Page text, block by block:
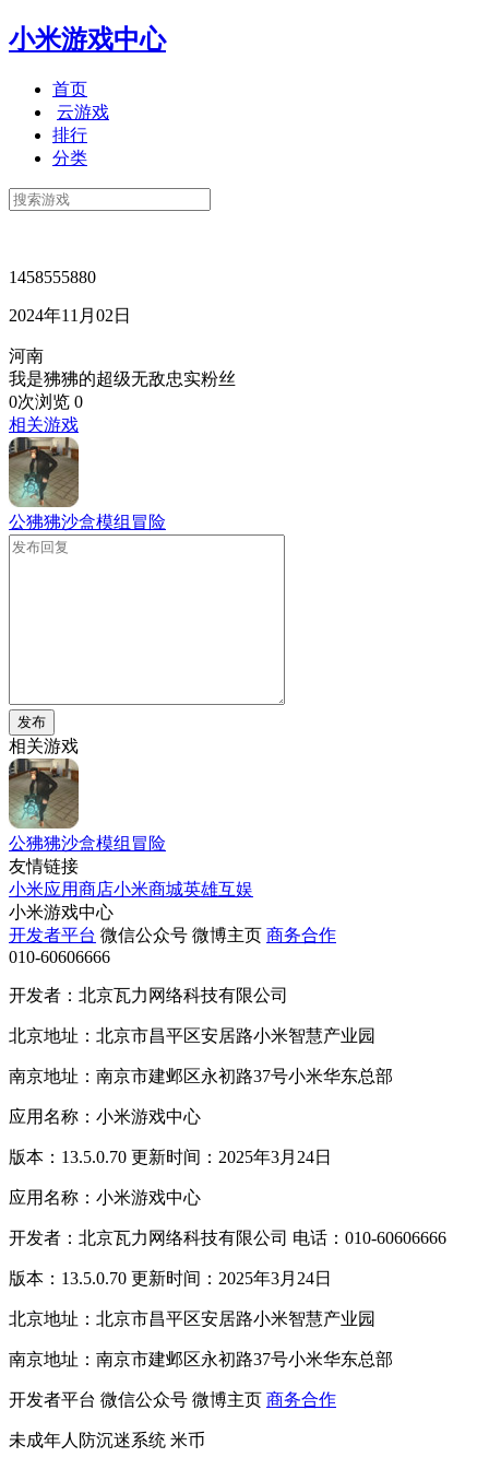
小米游戏中心
首页
云游戏
排行
分类
1458555880
2024年11月02日
河南
我是狒狒的超级无敌忠实粉丝
0次浏览 0
相关游戏
公狒狒沙盒模组冒险
发布
相关游戏
公狒狒沙盒模组冒险
友情链接
小米应用商店小米商城英雄互娱
小米游戏中心
开发者平台 微信公众号 微博主页 商务合作
010-60606666
开发者：北京瓦力网络科技有限公司
北京地址：北京市昌平区安居路小米智慧产业园
南京地址：南京市建邺区永初路37号小米华东总部
应用名称：小米游戏中心
版本：13.5.0.70 更新时间：2025年3月24日
应用名称：小米游戏中心
开发者：北京瓦力网络科技有限公司 电话：010-60606666
版本：13.5.0.70 更新时间：2025年3月24日
北京地址：北京市昌平区安居路小米智慧产业园
南京地址：南京市建邺区永初路37号小米华东总部
开发者平台 微信公众号 微博主页 商务合作
未成年人防沉迷系统 米币